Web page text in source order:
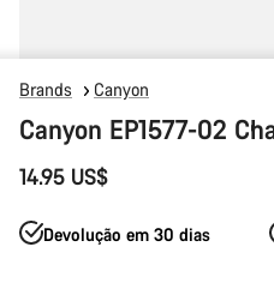
Brands Canyon
Canyon EP1577-02
14.95 US$
Devolução em 30 dias